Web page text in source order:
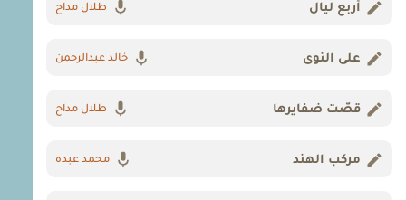
أربع ليال طلال مداح
على النوى خالد عبدالرحمن
قصّت ضفايرها طلال مداح
مركب الهند محمد عبده